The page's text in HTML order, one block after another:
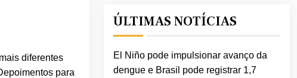
diferentes
para
ÚLTIMAS NOTÍCIAS
El Niño pode impulsionar avanço da
dengue e Brasil pode registrar 1,7